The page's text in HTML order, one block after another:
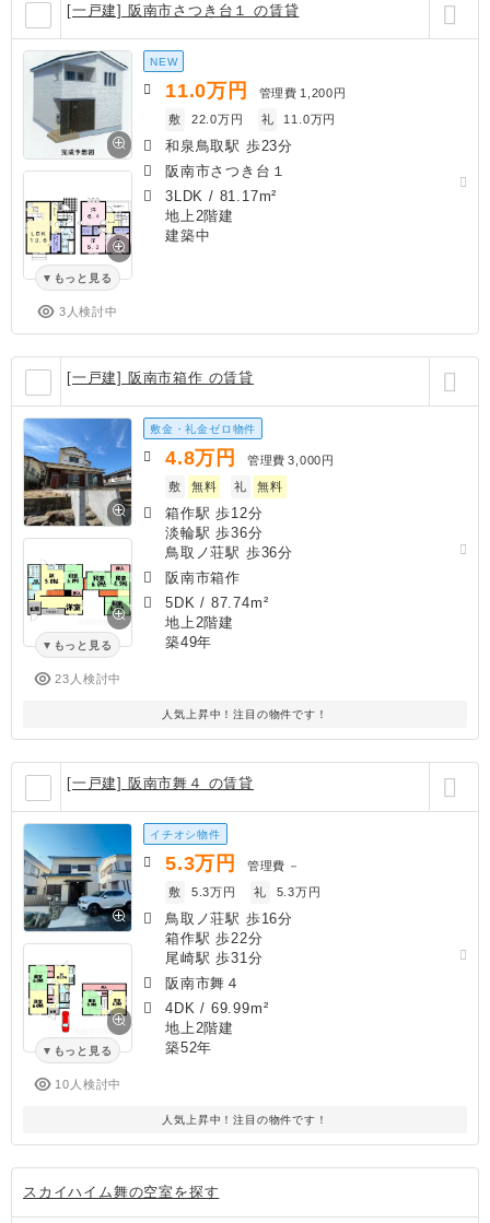
[一戸建] 阪南市さつき台１ の賃貸
もっと見る
3人検討中
NEW
11.0万円 管理費 1,200円
敷
22.0万円 礼 11.0万円
和泉鳥取駅 歩23分
阪南市さつき台１
3LDK / 81.17m²
地上2階建
建築中
[一戸建] 阪南市箱作 の賃貸
もっと見る
23人検討中
敷金・礼金ゼロ物件
4.8万円 管理費 3,000円
敷
無料 礼 無料
箱作駅 歩12分
淡輪駅 歩36分
鳥取ノ荘駅 歩36分
阪南市箱作
5DK / 87.74m²
地上2階建
築49年
人気上昇中！注目の物件です！
[一戸建] 阪南市舞４ の賃貸
もっと見る
10人検討中
イチオシ物件
5.3万円 管理費 －
敷
5.3万円 礼 5.3万円
鳥取ノ荘駅 歩16分
箱作駅 歩22分
尾崎駅 歩31分
阪南市舞４
4DK / 69.99m²
地上2階建
築52年
人気上昇中！注目の物件です！
スカイハイム舞の空室を探す